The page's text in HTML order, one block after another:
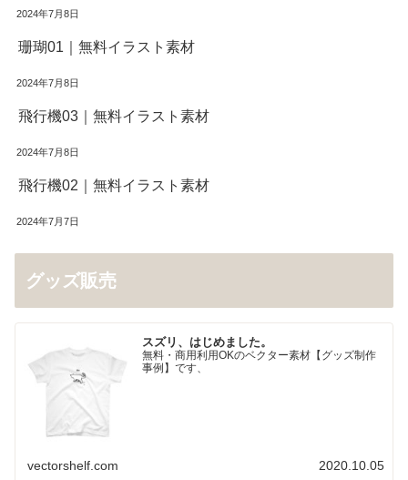
2024年7月8日
珊瑚01｜無料イラスト素材
2024年7月8日
飛行機03｜無料イラスト素材
2024年7月8日
飛行機02｜無料イラスト素材
2024年7月7日
グッズ販売
スズリ、はじめました。
無料・商用利用OKのベクター素材【グッズ制作
事例】です、
vectorshelf.com 2020.10.05